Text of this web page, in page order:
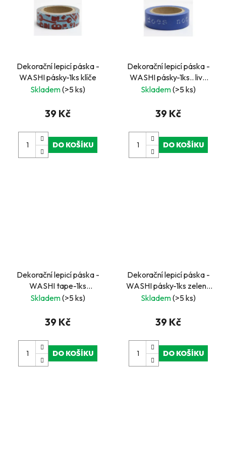
Dekorační lepicí páska -
WASHI pásky-1ks klíče
Skladem(>5 ks)
39 Kč
DO KOŠÍKU
Dekorační lepicí páska -
WASHI pásky-1ks.. live
does not...
Skladem(>5 ks)
39 Kč
DO KOŠÍKU
Dekorační lepicí páska -
WASHI tape-1ks
Vintage, královská
Skladem(>5 ks)
39 Kč
DO KOŠÍKU
Dekorační lepicí páska -
WASHI pásky-1ks zelená
čísla
Skladem(>5 ks)
39 Kč
DO KOŠÍKU